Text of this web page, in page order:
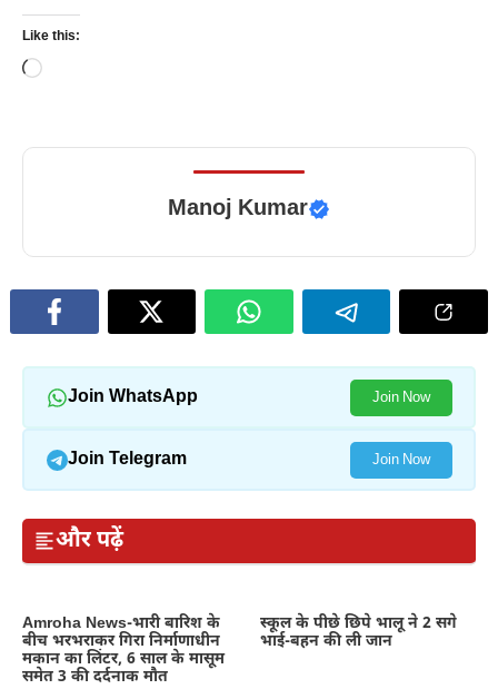
Like this:
Loading…
Manoj Kumar
Join WhatsApp Join Now
Join Telegram Join Now
और पढ़ें
Amroha News-भारी बारिश के
बीच भरभराकर गिरा निर्माणाधीन
मकान का लिंटर, 6 साल के मासूम
समेत 3 की दर्दनाक मौत
स्कूल के पीछे छिपे भालू ने 2 सगे
भाई-बहन की ली जान